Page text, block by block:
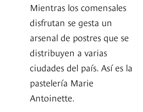
Mientras los comensales
disfrutan se gesta un
arsenal de postres que se
distribuyen a varias
ciudades del país. Así es la
pastelería Marie
Antoinette.